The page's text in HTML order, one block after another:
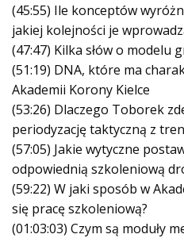
(45:55) Ile konceptów
jakiej kolejności je
(47:47) Kilka słów o modelu
(51:19) DNA, które ma
Akademii Korony Kielce
(53:26) Dlaczego Toborek
periodyzację taktyczną z
(57:05) Jakie wytyczne
odpowiednią szkoleniową
(59:22) W jaki sposób w
się pracę szkoleniową?
(01:03:03) Czym są moduły